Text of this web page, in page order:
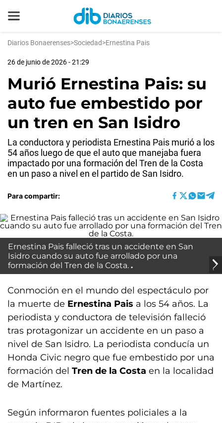
Diarios Bonaerenses>Sociedad>Ernestina Pais
26 de junio de 2026 - 21:29
Murió Ernestina Pais: su
auto fue embestido por
un tren en San Isidro
La conductora y periodista Ernestina Pais murió a los
54 años luego de que el auto que manejaba fuera
impactado por una formación del Tren de la Costa
en un paso a nivel en el partido de San Isidro.
Para compartir:
Ernestina Pais falleció tras un accidente en San
Isidro cuando su auto fue arrollado por una
formación del Tren de la Costa.
Conmoción en el mundo del espectáculo por
la muerte de Ernestina Pais a los 54 años. La
periodista y conductora de televisión falleció
tras protagonizar un accidente en un paso a
nivel de San Isidro. La periodista conducía un
Honda Civic negro que fue embestido por una
formación del Tren de la Costa en la localidad
de Martínez.
Según informaron fuentes policiales a la